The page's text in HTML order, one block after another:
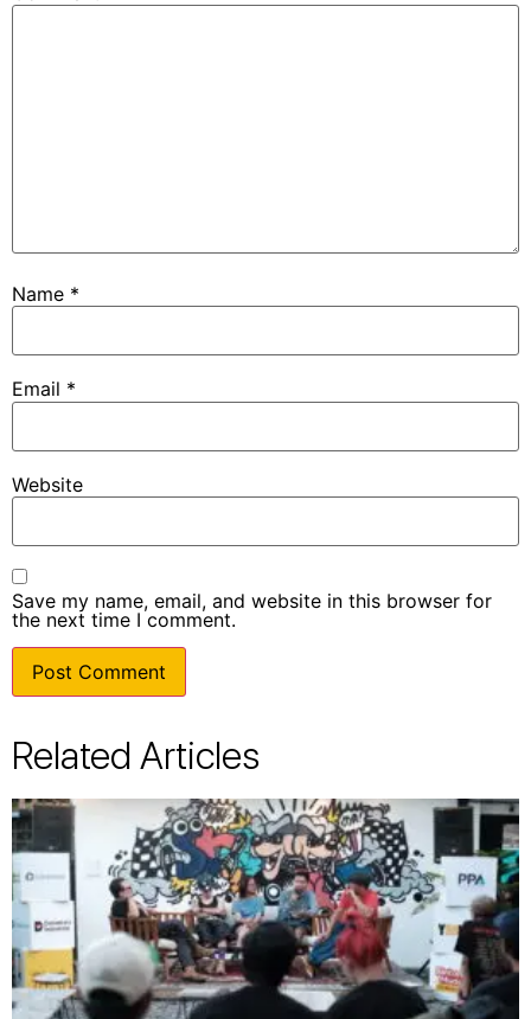
Name *
Email *
Website
Save my name, email, and website in this browser for
the next time I comment.
Related Articles